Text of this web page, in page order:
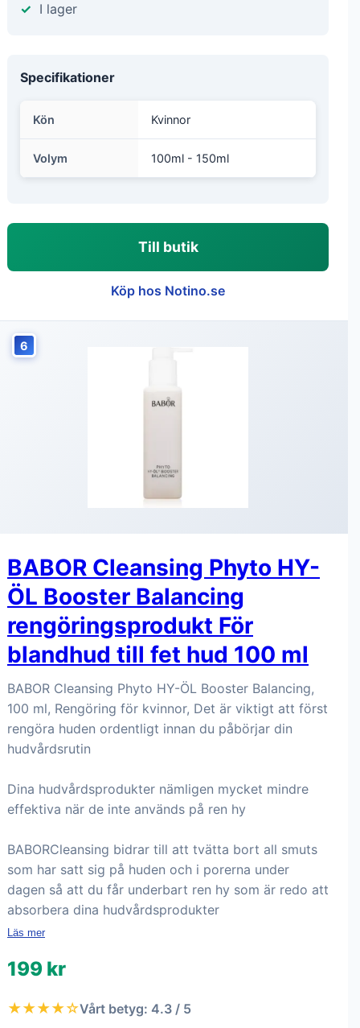
I lager
Specifikationer
Kön Kvinnor
Volym 100ml - 150ml
Till butik
Köp hos Notino.se
6
BABOR Cleansing Phyto HY-
ÖL Booster Balancing
rengöringsprodukt För
blandhud till fet hud 100 ml
BABOR Cleansing Phyto HY-ÖL Booster Balancing,
100 ml, Rengöring för kvinnor, Det är viktigt att först
rengöra huden ordentligt innan du påbörjar din
hudvårdsrutin
Dina hudvårdsprodukter nämligen mycket mindre
effektiva när de inte används på ren hy
BABORCleansing bidrar till att tvätta bort all smuts
som har satt sig på huden och i porerna under
dagen så att du får underbart ren hy som är redo att
absorbera dina hudvårdsprodukter
Läs mer
199 kr
★★★★☆Vårt betyg: 4.3 / 5